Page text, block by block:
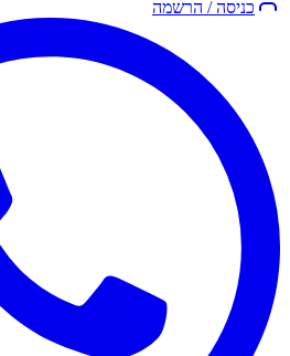
כניסה / הרשמה